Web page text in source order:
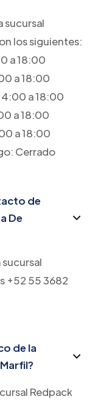
sucursal
los siguientes:
a 18:00
a 18:00
a 18:00
a 18:00
a 18:00
Cerrado
de
De
+52 55 3682
de la
Redpack